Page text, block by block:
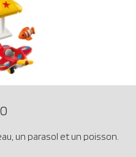
un parasol et un poisson.